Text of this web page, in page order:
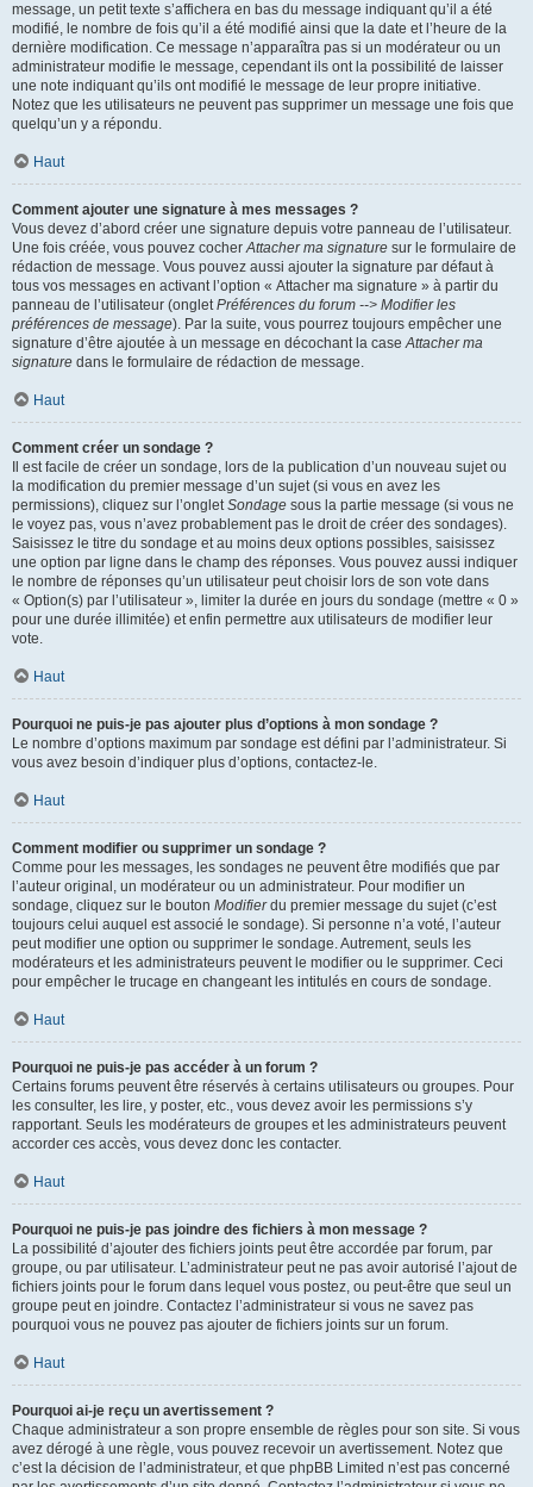
message, un petit texte s’affichera en bas du message indiquant qu’il a été
modifié, le nombre de fois qu’il a été modifié ainsi que la date et l’heure de la
dernière modification. Ce message n’apparaîtra pas si un modérateur ou un
administrateur modifie le message, cependant ils ont la possibilité de laisser
une note indiquant qu’ils ont modifié le message de leur propre initiative.
Notez que les utilisateurs ne peuvent pas supprimer un message une fois que
quelqu’un y a répondu.
Haut
Comment ajouter une signature à mes messages ?
Vous devez d’abord créer une signature depuis votre panneau de l’utilisateur.
Une fois créée, vous pouvez cocherAttacher ma signature sur le formulaire de
rédaction de message. Vous pouvez aussi ajouter la signature par défaut à
tous vos messages en activant l’option « Attacher ma signature » à partir du
panneau de l’utilisateur (ongletPréférences du forum --> Modifier les
préférences de message). Par la suite, vous pourrez toujours empêcher une
signature d’être ajoutée à un message en décochant la caseAttacher ma
signature dans le formulaire de rédaction de message.
Haut
Comment créer un sondage ?
Il est facile de créer un sondage, lors de la publication d’un nouveau sujet ou
la modification du premier message d’un sujet (si vous en avez les
permissions), cliquez sur l’ongletSondage sous la partie message (si vous ne
le voyez pas, vous n’avez probablement pas le droit de créer des sondages).
Saisissez le titre du sondage et au moins deux options possibles, saisissez
une option par ligne dans le champ des réponses. Vous pouvez aussi indiquer
le nombre de réponses qu’un utilisateur peut choisir lors de son vote dans
« Option(s) par l’utilisateur », limiter la durée en jours du sondage (mettre « 0 »
pour une durée illimitée) et enfin permettre aux utilisateurs de modifier leur
vote.
Haut
Pourquoi ne puis-je pas ajouter plus d’options à mon sondage ?
Le nombre d’options maximum par sondage est défini par l’administrateur. Si
vous avez besoin d’indiquer plus d’options, contactez-le.
Haut
Comment modifier ou supprimer un sondage ?
Comme pour les messages, les sondages ne peuvent être modifiés que par
l’auteur original, un modérateur ou un administrateur. Pour modifier un
sondage, cliquez sur le bouton Modifierdu premier message du sujet (c’est
toujours celui auquel est associé le sondage). Si personne n’a voté, l’auteur
peut modifier une option ou supprimer le sondage. Autrement, seuls les
modérateurs et les administrateurs peuvent le modifier ou le supprimer. Ceci
pour empêcher le trucage en changeant les intitulés en cours de sondage.
Haut
Pourquoi ne puis-je pas accéder à un forum ?
Certains forums peuvent être réservés à certains utilisateurs ou groupes. Pour
les consulter, les lire, y poster, etc., vous devez avoir les permissions s’y
rapportant. Seuls les modérateurs de groupes et les administrateurs peuvent
accorder ces accès, vous devez donc les contacter.
Haut
Pourquoi ne puis-je pas joindre des fichiers à mon message ?
La possibilité d’ajouter des fichiers joints peut être accordée par forum, par
groupe, ou par utilisateur. L’administrateur peut ne pas avoir autorisé l’ajout de
fichiers joints pour le forum dans lequel vous postez, ou peut-être que seul un
groupe peut en joindre. Contactez l’administrateur si vous ne savez pas
pourquoi vous ne pouvez pas ajouter de fichiers joints sur un forum.
Haut
Pourquoi ai-je reçu un avertissement ?
Chaque administrateur a son propre ensemble de règles pour son site. Si vous
avez dérogé à une règle, vous pouvez recevoir un avertissement. Notez que
c’est la décision de l’administrateur, et que phpBB Limited n’est pas concerné